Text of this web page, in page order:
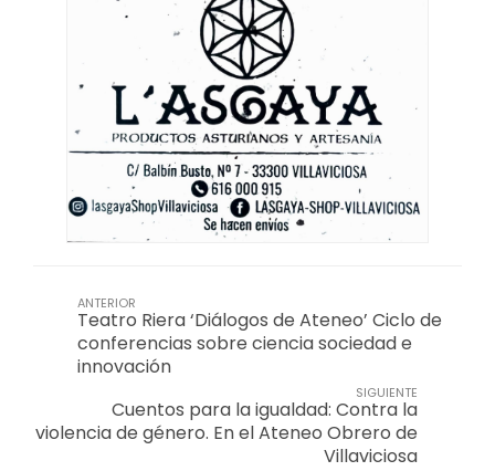
ANTERIOR
Teatro Riera ‘Diálogos de Ateneo’ Ciclo de
conferencias sobre ciencia sociedad e
innovación
SIGUIENTE
Cuentos para la igualdad: Contra la
violencia de género. En el Ateneo Obrero de
Villaviciosa